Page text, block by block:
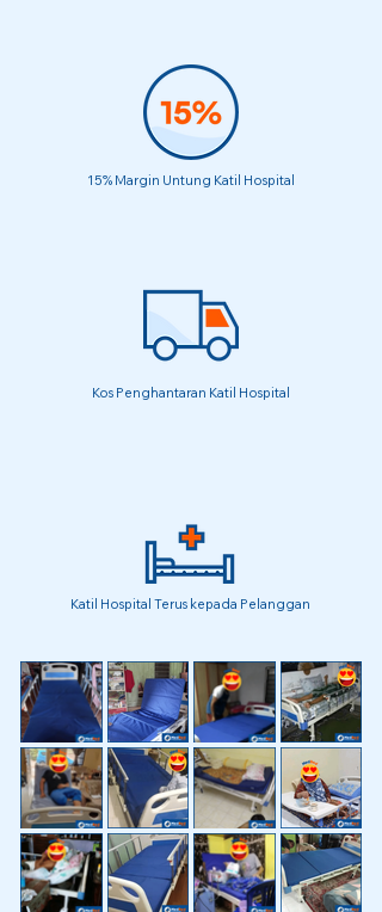
15% Margin Untung Katil Hospital
Kos Penghantaran Katil Hospital
Katil Hospital Terus kepada Pelanggan